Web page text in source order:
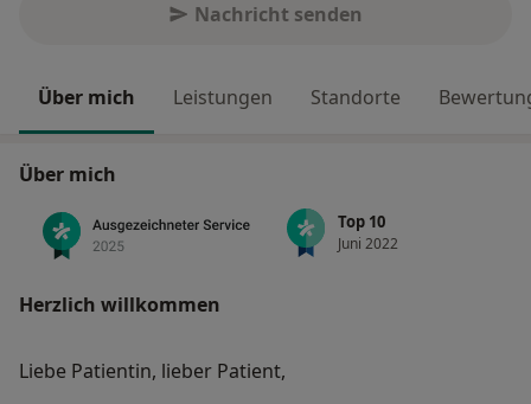
Nachricht senden
Über mich Leistungen Standorte
Über mich
Top 10
Juni 2022
Herzlich willkommen
Liebe Patientin, lieber Patient,